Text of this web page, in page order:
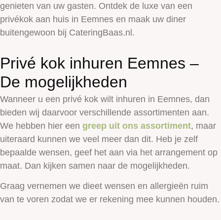
genieten van uw gasten. Ontdek de luxe van een
privékok aan huis in Eemnes en maak uw diner
buitengewoon bij CateringBaas.nl.
Privé kok inhuren Eemnes –
De mogelijkheden
Wanneer u een privé kok wilt inhuren in Eemnes, dan
bieden wij daarvoor verschillende assortimenten aan.
We hebben hier een greep uit ons assortiment, maar
uiteraard kunnen we veel meer dan dit. Heb je zelf
bepaalde wensen, geef het aan via het arrangement op
maat. Dan kijken samen naar de mogelijkheden.
Graag vernemen we dieet wensen en allergieën ruim
van te voren zodat we er rekening mee kunnen houden.